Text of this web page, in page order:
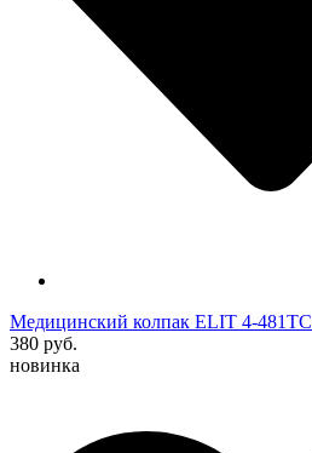
Медицинский колпак ELIT 4-481TC
380 руб.
новинка